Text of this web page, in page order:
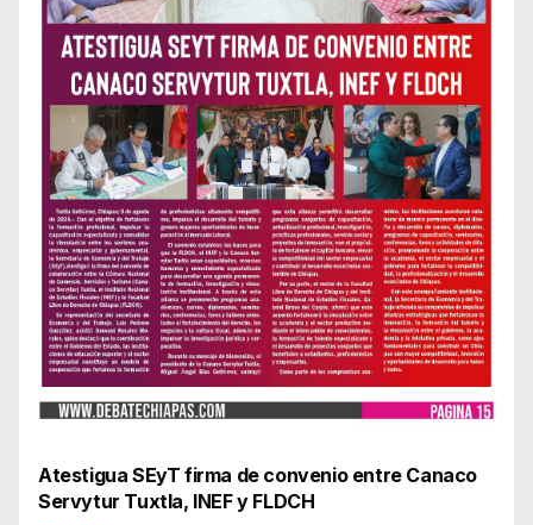
Atestigua SEyT firma de convenio entre Canaco
Servytur Tuxtla, INEF y FLDCH